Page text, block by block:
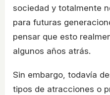
sociedad y totalmente
para futuras
pensar que esto
algunos años atrás.
Sin embargo, todavía
tipos de atracciones o